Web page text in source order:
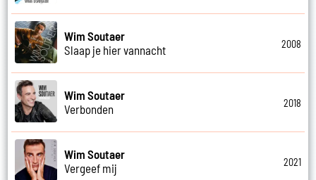
Wim Soutaer
Slaap je hier vannacht
2008
Wim Soutaer
Verbonden
2018
Wim Soutaer
Vergeef mij
2021